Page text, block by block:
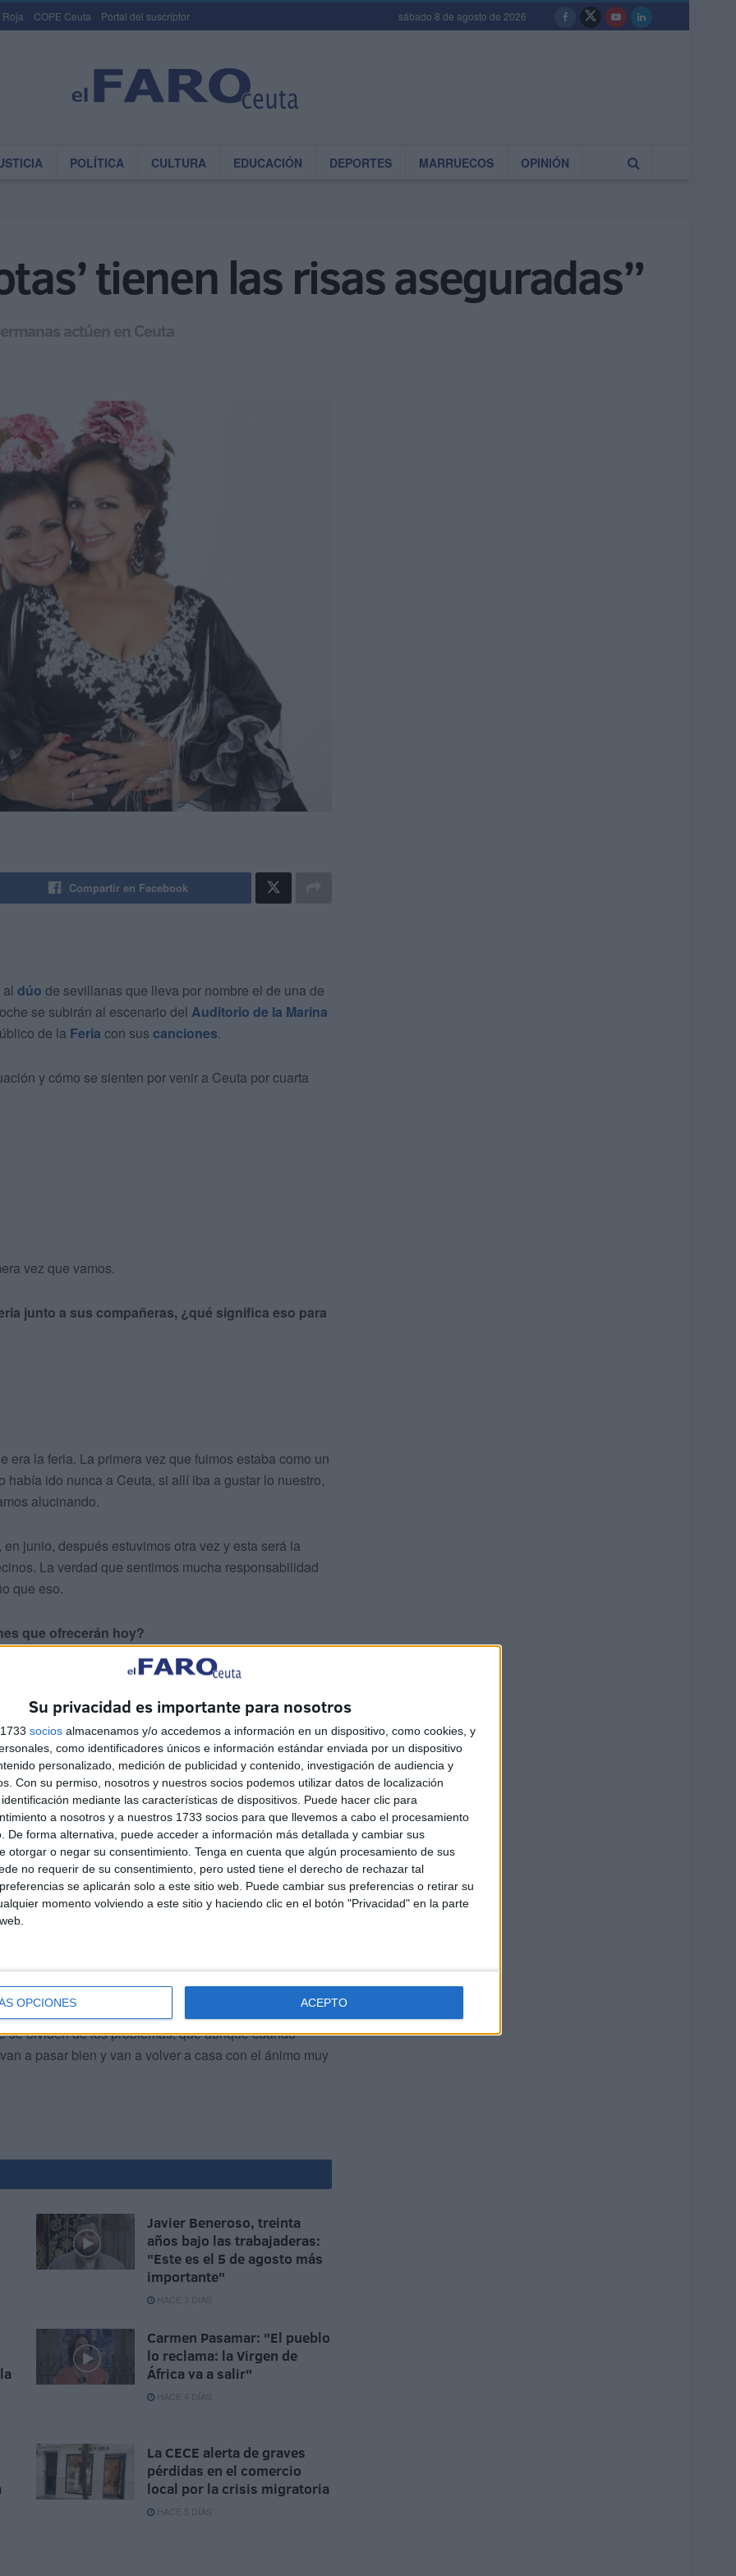
Su privacidad es importante para nosotros
socios almacenamos y/o accedemos a información en un dispositivo, como cookies, y
como identificadores únicos e información estándar enviada por un dispositivo
personalizado, medición de publicidad y contenido, investigación de audiencia y
Con su permiso, nosotros y nuestros socios podemos utilizar datos de localización
mediante las características de dispositivos. Puede hacer clic para
a nosotros y a nuestros 1733 socios para que llevemos a cabo el procesamiento
De forma alternativa, puede acceder a información más detallada y cambiar sus
otorgar o negar su consentimiento. Tenga en cuenta que algún procesamiento de sus
no requerir de su consentimiento, pero usted tiene el derecho de rechazar tal
se aplicarán solo a este sitio web. Puede cambiar sus preferencias o retirar su
momento volviendo a este sitio y haciendo clic en el botón "Privacidad" en la parte
OPCIONES ACEPTO
Roja COPE Ceuta Portal del suscriptor sábado 8 de agosto de 2026
POLÍTICA CULTURA EDUCACIÓN DEPORTES MARRUECOS OPINIÓN
tienen las risas aseguradas”
actúen en Ceuta
Compartir en Facebook
dúo de sevillanas que lleva por nombre el de una de
se subirán al escenario del Auditorio de la Marina
de la Feria con sus canciones.
y cómo se sienten por venir a Ceuta por cuarta
vez que vamos.
junto a sus compañeras, ¿qué significa eso para
era la feria. La primera vez que fuimos estaba como un
había ido nunca a Ceuta, si allí iba a gustar lo nuestro,
alucinando.
junio, después estuvimos otra vez y esta será la
La verdad que sentimos mucha responsabilidad
que eso.
que ofrecerán hoy?
la temporada y seguramente haremos algún palito de
viene tarde’, que no es posible que nos libremos de
al Auditorio de la Marina para escucharlas?
a ir al Auditorio, que lo van a pasar muy bien.
vamos a dar todo, a intentarlo. Creo que lo vamos a
y se rían porque con ‘Las Carlotas’ al menos
se olviden de los problemas, que aunque cuando
a pasar bien y van a volver a casa con el ánimo muy
Javier Beneroso, treinta
años bajo las trabajaderas:
"Este es el 5 de agosto más
importante"
HACE 3 DÍAS
Carmen Pasamar: "El pueblo
lo reclama: la Virgen de
África va a salir"
HACE 4 DÍAS
La CECE alerta de graves
pérdidas en el comercio
local por la crisis migratoria
HACE 5 DÍAS